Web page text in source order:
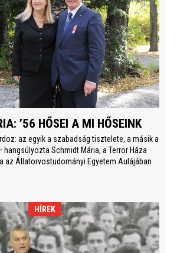
’56 HŐSEI A MI HŐSEINK
az egyik a szabadság tisztelete, a másik a
Schmidt Mária, a Terror Háza
az Állatorvostudományi Egyetem Aulájában
HÍREK